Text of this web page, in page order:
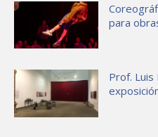
para
Prof.